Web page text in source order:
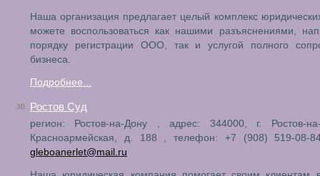
Наша организация предлагает целый комплекс
можете воспользоваться как нашими разъяснениями,
порядку регистрации ООО, так и услугой полного
бизнеса.
Подробнее...
30. Ростов Суд
регион: Ростов-на-Дону , адрес: 344000, г. Ростов-
Красноармейская, д. 188 , телефон: +7 (908) 519-08-
gleboanerlet@mail.ru